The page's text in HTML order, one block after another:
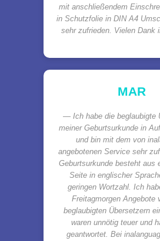
mit anschließendem
in Schutzfolie in DIN A4
sehr zufrieden. Vielen Dank
MAR
Ich habe die beglaubigte
meiner Geburtsurkunde in
und bin mit dem von
angebotenen Service sehr
Geburtsurkunde besteht aus
Seite in englischer
geringen Wortzahl. Ich
Freitagmorgen Angebote
beglaubigten Übersetzern
waren unnötig teuer und
geantwortet. Bei